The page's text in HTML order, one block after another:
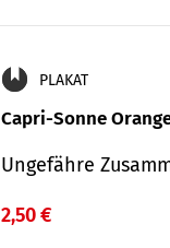
PLAKAT
Capri-Sonne
Ungefähre
2,50 €